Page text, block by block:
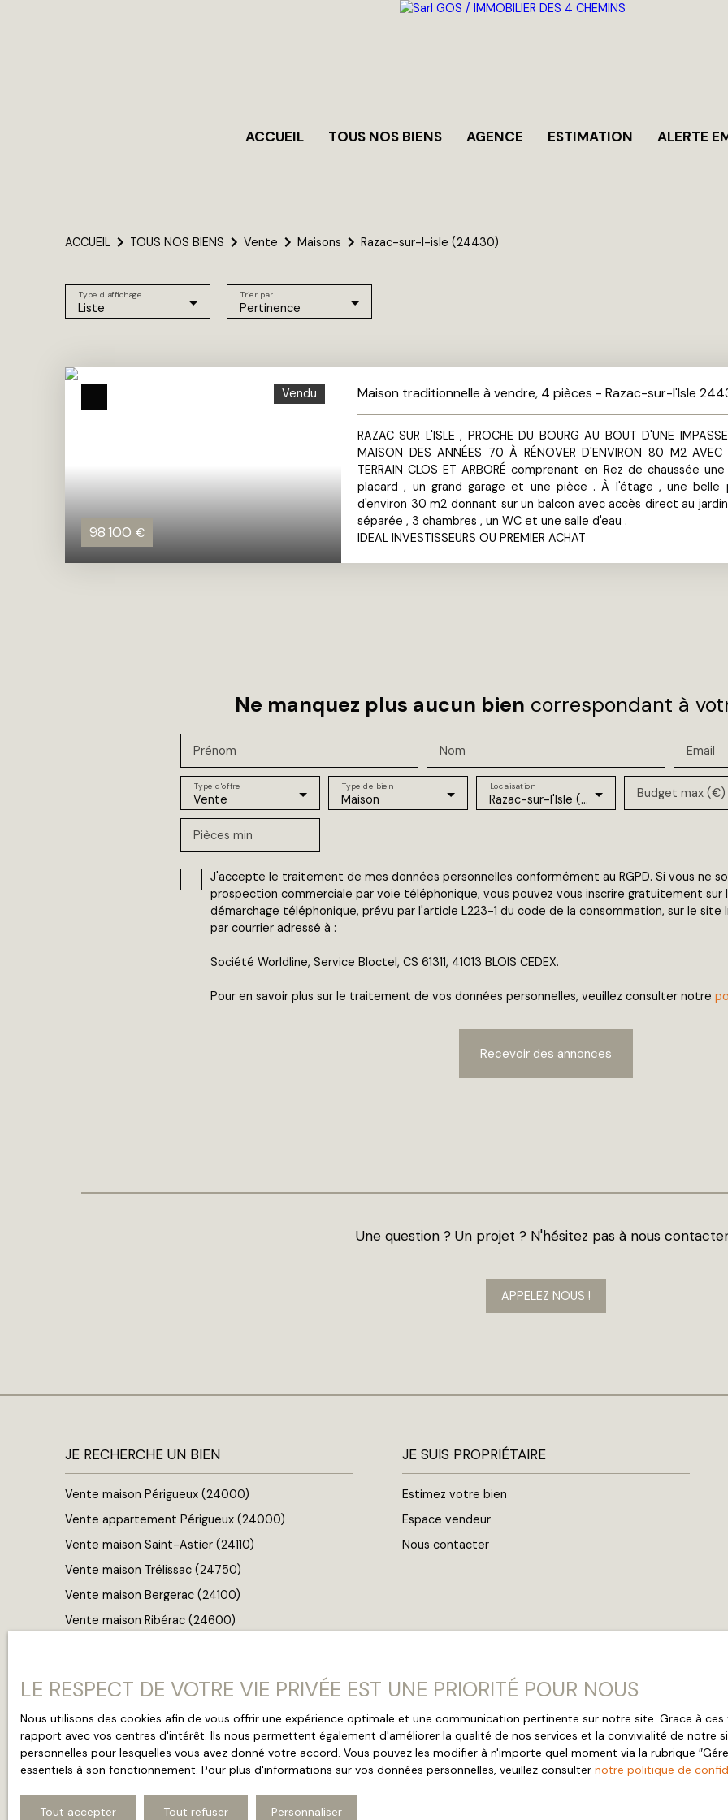
ACCUEIL TOUS NOS BIENS AGENCE ESTIMATION ALERTE
ACCUEIL TOUS NOS BIENS Vente Maisons Razac-sur-l-isle (24430)
Liste
Type d'affichage
Pertinence
Trier par
98 100 €
Vendu Maison traditionnelle à vendre, 4 pièces - Razac-sur-l'Isle
RAZAC SUR L'ISLE , PROCHE DU BOURG AU BOUT D'UNE
MAISON DES ANNÉES 70 À RÉNOVER D'ENVIRON 80 M2
TERRAIN CLOS ET ARBORÉ comprenant en Rez de chaussée
placard , un grand garage et une pièce . À l'étage , une belle
d'environ 30 m2 donnant sur un balcon avec accès direct au
séparée , 3 chambres , un WC et une salle d'eau .
IDEAL INVESTISSEURS OU PREMIER ACHAT
Ne manquez plus aucun bien correspondant à
Prénom Nom Email
Vente
Type d'offre
Maison
Type de bien
Razac-sur-l'Isle (24430)
Localisation Budget max (€)
Pièces min
J'accepte le traitement de mes données personnelles conformément au RGPD. Si vous ne
prospection commerciale par voie téléphonique, vous pouvez vous inscrire gratuitement sur
démarchage téléphonique, prévu par l'article L223-1 du code de la consommation, sur le
par courrier adressé à :
Société Worldline, Service Bloctel, CS 61311, 41013 BLOIS CEDEX.
Pour en savoir plus sur le traitement de vos données personnelles, veuillez consulter notre
Recevoir des annonces
Une question ? Un projet ? N'hésitez pas à nous
APPELEZ NOUS !
JE RECHERCHE UN BIEN
Vente maison Périgueux (24000)
Vente appartement Périgueux (24000)
Vente maison Saint-Astier (24110)
Vente maison Trélissac (24750)
Vente maison Bergerac (24100)
Vente maison Ribérac (24600)
JE SUIS PROPRIÉTAIRE
Estimez votre bien
Espace vendeur
Nous contacter
+33 5 53 05 51 45
7 rue de Metz
24000 Périgueux
LE RESPECT DE VOTRE VIE PRIVÉE EST UNE PRIORITÉ POUR NOUS
Nous utilisons des cookies afin de vous offrir une expérience optimale et une communication pertinente sur notre site. Grace à
rapport avec vos centres d'intérêt. Ils nous permettent également d'améliorer la qualité de nos services et la convivialité de notre
personnelles pour lesquelles vous avez donné votre accord. Vous pouvez les modifier à n'importe quel moment via la rubrique
essentiels à son fonctionnement. Pour plus d'informations sur vos données personnelles, veuillez consulter notre politique de
Tout accepter Tout refuser Personnaliser